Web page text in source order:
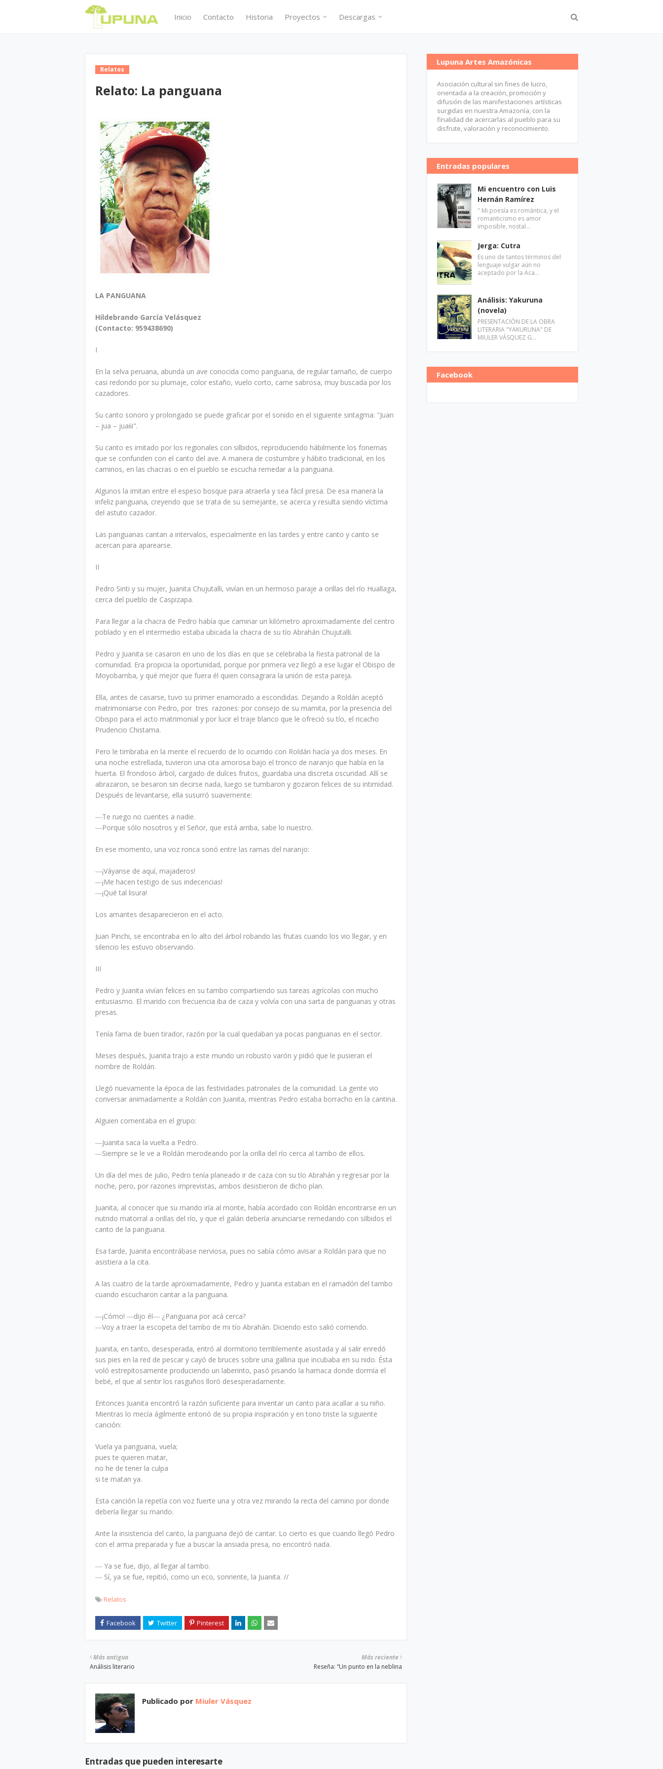
Inicio Contacto Historia Proyectos Descargas
Relatos
Relato: La panguana
LA PANGUANA
Hildebrando García Velásquez
(Contacto: 959438690)
I
En la selva peruana, abunda un ave conocida como panguana, de regular tamaño, de cuerpo
casi redondo por su plumaje, color estaño, vuelo corto, carne sabrosa, muy buscada por los
cazadores.
Su canto sonoro y prolongado se puede graficar por el sonido en el siguiente sintagma: "Juan
– jua – juaiii".
Su canto es imitado por los regionales con silbidos, reproduciendo hábilmente los fonemas
que se confunden con el canto del ave. A manera de costumbre y hábito tradicional, en los
caminos, en las chacras o en el pueblo se escucha remedar a la panguana.
Algunos la imitan entre el espeso bosque para atraerla y sea fácil presa. De esa manera la
infeliz panguana, creyendo que se trata de su semejante, se acerca y resulta siendo víctima
del astuto cazador.
Las panguanas cantan a intervalos, especialmente en las tardes y entre canto y canto se
acercan para aparearse.
II
Pedro Sinti y su mujer, Juanita Chujutalli, vivían en un hermoso paraje a orillas del río Huallaga,
cerca del pueblo de Caspizapa.
Para llegar a la chacra de Pedro había que caminar un kilómetro aproximadamente del centro
poblado y en el intermedio estaba ubicada la chacra de su tío Abrahán Chujutalli.
Pedro y Juanita se casaron en uno de los días en que se celebraba la fiesta patronal de la
comunidad. Era propicia la oportunidad, porque por primera vez llegó a ese lugar el Obispo de
Moyobamba, y qué mejor que fuera él quien consagrara la unión de esta pareja.
Ella, antes de casarse, tuvo su primer enamorado a escondidas. Dejando a Roldán aceptó
matrimoniarse con Pedro, por tres razones: por consejo de su mamita, por la presencia del
Obispo para el acto matrimonial y por lucir el traje blanco que le ofreció su tío, el ricacho
Prudencio Chistama.
Pero le timbraba en la mente el recuerdo de lo ocurrido con Roldán hacía ya dos meses. En
una noche estrellada, tuvieron una cita amorosa bajo el tronco de naranjo que había en la
huerta. El frondoso árbol, cargado de dulces frutos, guardaba una discreta oscuridad. Allí se
abrazaron, se besaron sin decirse nada, luego se tumbaron y gozaron felices de su intimidad.
Después de levantarse, ella susurró suavemente:
―Te ruego no cuentes a nadie.
―Porque sólo nosotros y el Señor, que está arriba, sabe lo nuestro.
En ese momento, una voz ronca sonó entre las ramas del naranjo:
―¡Váyanse de aquí, majaderos!
―¡Me hacen testigo de sus indecencias!
―¡Qué tal lisura!
Los amantes desaparecieron en el acto.
Juan Pinchi, se encontraba en lo alto del árbol robando las frutas cuando los vio llegar, y en
silencio les estuvo observando.
III
Pedro y Juanita vivían felices en su tambo compartiendo sus tareas agrícolas con mucho
entusiasmo. El marido con frecuencia iba de caza y volvía con una sarta de panguanas y otras
presas.
Tenía fama de buen tirador, razón por la cual quedaban ya pocas panguanas en el sector.
Meses después, Juanita trajo a este mundo un robusto varón y pidió que le pusieran el
nombre de Roldán.
Llegó nuevamente la época de las festividades patronales de la comunidad. La gente vio
conversar animadamente a Roldán con Juanita, mientras Pedro estaba borracho en la cantina.
Alguien comentaba en el grupo:
―Juanita saca la vuelta a Pedro.
―Siempre se le ve a Roldán merodeando por la orilla del río cerca al tambo de ellos.
Un día del mes de julio, Pedro tenía planeado ir de caza con su tío Abrahán y regresar por la
noche, pero, por razones imprevistas, ambos desistieron de dicho plan.
Juanita, al conocer que su marido iría al monte, había acordado con Roldán encontrarse en un
nutrido matorral a orillas del río, y que el galán debería anunciarse remedando con silbidos el
canto de la panguana.
Esa tarde, Juanita encontrábase nerviosa, pues no sabía cómo avisar a Roldán para que no
asistiera a la cita.
A las cuatro de la tarde aproximadamente, Pedro y Juanita estaban en el ramadón del tambo
cuando escucharon cantar a la panguana.
―¡Cómo! ―dijo él― ¿Panguana por acá cerca?
―Voy a traer la escopeta del tambo de mi tío Abrahán. Diciendo esto salió corriendo.
Juanita, en tanto, desesperada, entró al dormitorio terriblemente asustada y al salir enredó
sus pies en la red de pescar y cayó de bruces sobre una gallina que incubaba en su nido. Ésta
voló estrepitosamente produciendo un laberinto, pasó pisando la hamaca donde dormía el
bebé, el que al sentir los rasguños lloró desesperadamente.
Entonces Juanita encontró la razón suficiente para inventar un canto para acallar a su niño.
Mientras lo mecía ágilmente entonó de su propia inspiración y en tono triste la siguiente
canción:
Vuela ya panguana, vuela;
pues te quieren matar,
no he de tener la culpa
si te matan ya.
Esta canción la repetía con voz fuerte una y otra vez mirando la recta del camino por donde
debería llegar su marido.
Ante la insistencia del canto, la panguana dejó de cantar. Lo cierto es que cuando llegó Pedro
con el arma preparada y fue a buscar la ansiada presa, no encontró nada.
― Ya se fue, dijo, al llegar al tambo.
― Sí, ya se fue, repitió, como un eco, sonriente, la Juanita. //
Relatos
Más reciente
Reseña: “Un punto en la neblina
Más antigua
Análisis literario
Publicado por Miuler Vásquez
Entradas que pueden interesarte
Lupuna Artes Amazónicas
Asociación cultural sin fines de lucro,
orientada a la creación, promoción y
difusión de las manifestaciones artísticas
surgidas en nuestra Amazonía, con la
finalidad de acercarlas al pueblo para su
disfrute, valoración y reconocimiento.
Entradas populares
Mi encuentro con Luis
Hernán Ramírez
" Mi poesía es romántica, y el
romanticismo es amor
imposible, nostal…
Jerga: Cutra
Es uno de tantos términos del
lenguaje vulgar aún no
aceptado por la Aca…
Análisis: Yakuruna
(novela)
PRESENTACIÓN DE LA OBRA
LITERARIA "YAKURUNA" DE
MIULER VÁSQUEZ G…
Facebook